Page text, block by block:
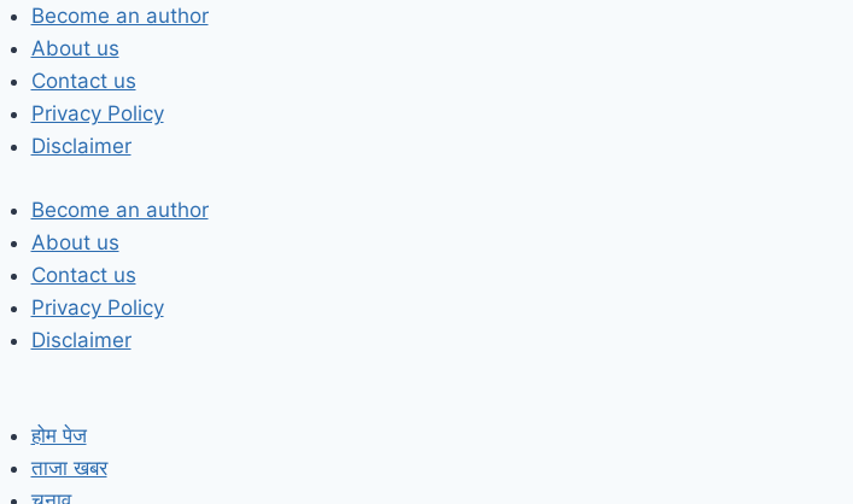
Skip
to
content
Become an author
About us
Contact us
Privacy Policy
Disclaimer
Become an author
About us
Contact us
Privacy Policy
Disclaimer
होम पेज
ताजा खबर